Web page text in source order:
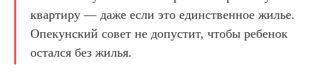
квартиру — даже если это единственное жилье.
Опекунский совет не допустит, чтобы ребенок
остался без жилья.